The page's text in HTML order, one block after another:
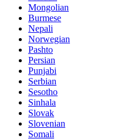
Mongolian
Burmese
Nepali
Norwegian
Pashto
Persian
Punjabi
Serbian
Sesotho
Sinhala
Slovak
Slovenian
Somali